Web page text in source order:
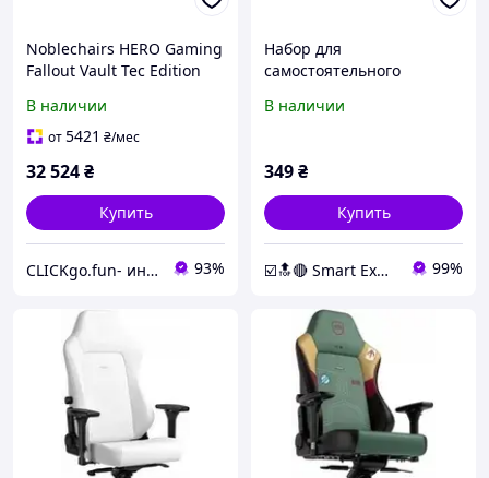
Noblechairs HERO Gaming
Fallout Vault Tec Edition
В наличии
от5421 ₴/мес
32 524₴
Купить
CLICKgo.fun- интернет магазин 93%
Набор для
самостоятельного
Limited Edition You Me
В наличии
349₴
Купить
☑️🔝🔴 Smart Expert Store ✔️🧿 99%